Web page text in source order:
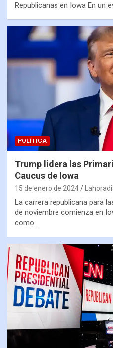
Republicanas en Iowa En un
POLÍTICA
Trump lidera las
Caucus de Iowa
15 de enero de 2024
La carrera republicana para
de noviembre comienza en
como…